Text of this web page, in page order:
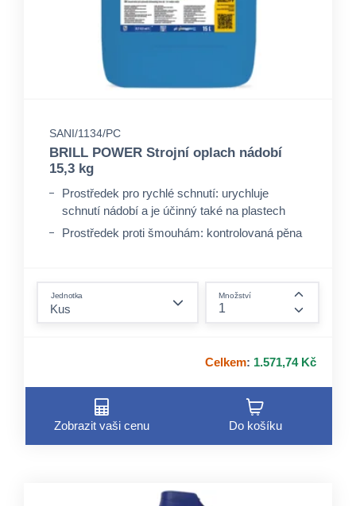
SANI/1134/PC
BRILL POWER Strojní oplach nádobí
15,3 kg
Prostředek pro rychlé schnutí: urychluje
schnutí nádobí a je účinný také na plastech
Prostředek proti šmouhám: kontrolovaná pěna
Prostředek na ochranu skla: neutralizuje žíravé
zbytky, které poškozují sklo
Jednotka Množství
Celkem: 1.571,74 Kč
Zobrazit vaši cenu Do košíku